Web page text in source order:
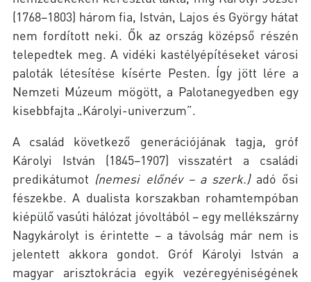
(1768–1803) három fia, István, Lajos és György hátat
nem fordított neki. Ők az ország középső részén
telepedtek meg. A vidéki kastélyépítéseket városi
paloták létesítése kísérte Pesten. Így jött lére a
Nemzeti Múzeum mögött, a Palotanegyedben egy
kisebbfajta „Károlyi-univerzum”.
A család következő generációjának tagja, gróf
Károlyi István (1845–1907) visszatért a családi
predikátumot (nemesi előnév – a szerk.)adó ősi
fészekbe. A dualista korszakban rohamtempóban
kiépülő vasúti hálózat jóvoltából – egy mellékszárny
Nagykárolyt is érintette – a távolság már nem is
jelentett akkora gondot. Gróf Károlyi István a
magyar arisztokrácia egyik vezéregyéniségének